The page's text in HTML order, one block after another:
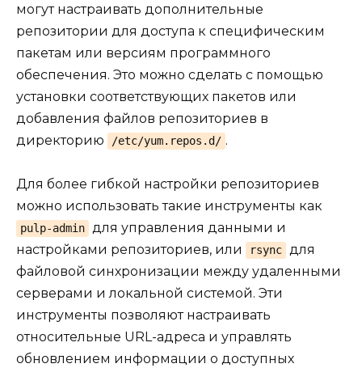
могут настраивать дополнительные
репозитории для доступа к специфическим
пакетам или версиям программного
обеспечения. Это можно сделать с помощью
установки соответствующих пакетов или
добавления файлов репозиториев в
директорию
/etc/yum.repos.d/ .
Для более гибкой настройки репозиториев
можно использовать такие инструменты как
pulp-admin для управления данными и
настройками репозиториев, или
rsync для
файловой синхронизации между удаленными
серверами и локальной системой. Эти
инструменты позволяют настраивать
относительные URL-адреса и управлять
обновлением информации о доступных